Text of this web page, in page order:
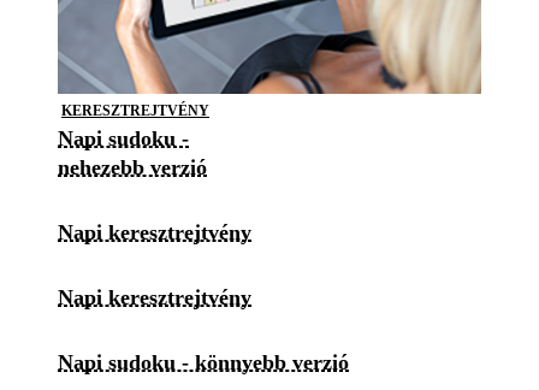
KERESZTREJTVÉNY
Napi sudoku -
nehezebb verzió
Napi keresztrejtvény
Napi keresztrejtvény
Napi sudoku - könnyebb verzió